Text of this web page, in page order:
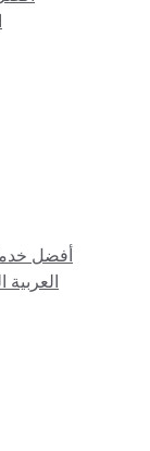
أفضل